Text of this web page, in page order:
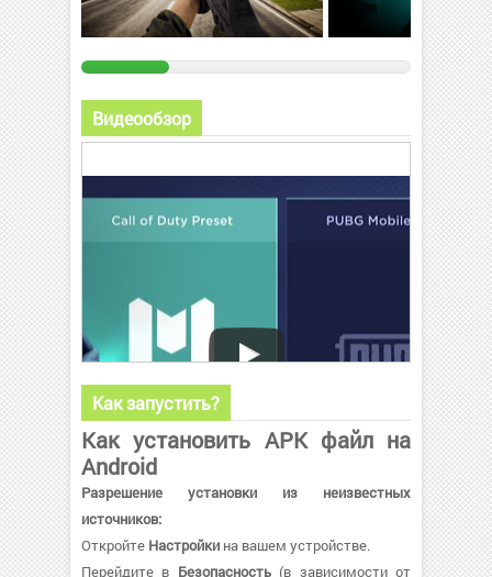
Видеообзор
Как запустить?
Как установить APK файл на
Android
Разрешение установки из неизвестных
источников:
Откройте Настройки на вашем устройстве.
Перейдите в Безопасность(в зависимости от